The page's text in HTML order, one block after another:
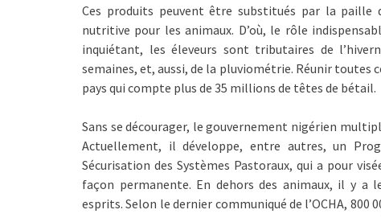
Ces produits peuvent être substitués par la paille
nutritive pour les animaux. D’où, le rôle
inquiétant, les éleveurs sont tributaires de
semaines, et, aussi, de la pluviométrie. Réunir
pays qui compte plus de 35 millions de têtes de bétail.
Sans se décourager, le gouvernement nigérien
Actuellement, il développe, entre autres, un
Sécurisation des Systèmes Pastoraux, qui a pour
façon permanente. En dehors des animaux, il y a
esprits. Selon le dernier communiqué de l’OCHA, 800